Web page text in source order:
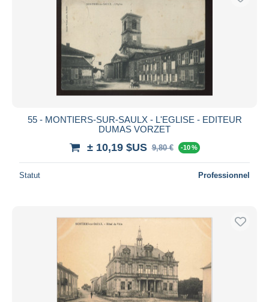
55 - MONTIERS-SUR-SAULX - L'EGLISE - EDITEUR
DUMAS VORZET
± 10,19 $US 9,80 € -10 %
Statut Professionnel